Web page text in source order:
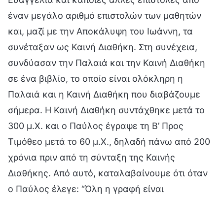
έναν μεγάλο αριθμό επιστολών των μαθητών
και, μαζί με την Αποκάλυψη του Ιωάννη, τα
συνέταξαν ως Καινή Διαθήκη. Στη συνέχεια,
συνδύασαν την Παλαιά και την Καινή Διαθήκη
σε ένα βιβλίο, το οποίο είναι ολόκληρη η
Παλαιά και η Καινή Διαθήκη που διαβάζουμε
σήμερα. Η Καινή Διαθήκη συντάχθηκε μετά το
300 μ.Χ. και ο Παύλος έγραψε τη Β’ Προς
Τιμόθεο μετά το 60 μ.Χ., δηλαδή πάνω από 200
χρόνια πριν από τη σύνταξη της Καινής
Διαθήκης. Από αυτό, καταλαβαίνουμε ότι όταν
ο Παύλος έλεγε: “Όλη η γραφή είναι